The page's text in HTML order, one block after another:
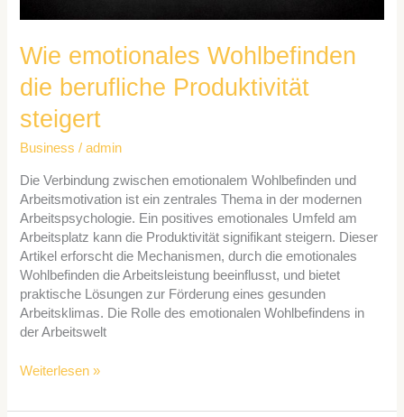
Wie emotionales Wohlbefinden
die berufliche Produktivität
steigert
Business /admin
Die Verbindung zwischen emotionalem Wohlbefinden und
Arbeitsmotivation ist ein zentrales Thema in der modernen
Arbeitspsychologie. Ein positives emotionales Umfeld am
Arbeitsplatz kann die Produktivität signifikant steigern. Dieser
Artikel erforscht die Mechanismen, durch die emotionales
Wohlbefinden die Arbeitsleistung beeinflusst, und bietet
praktische Lösungen zur Förderung eines gesunden
Arbeitsklimas. Die Rolle des emotionalen Wohlbefindens in
der Arbeitswelt
Weiterlesen »